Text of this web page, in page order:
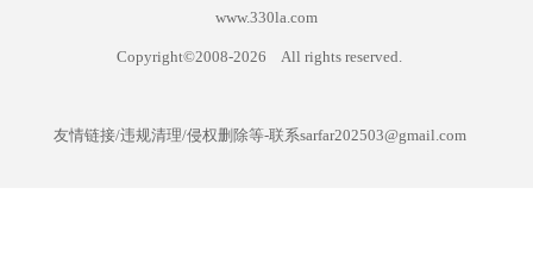
www.330la.com
Copyright©2008-2026 All rights reserved.
友情链接/违规清理/侵权删除等-联系sarfar202503@gmail.com